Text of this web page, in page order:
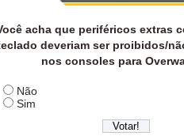
acha que periféricos extras
deveriam ser proibidos/
nos consoles para
Não
Sim